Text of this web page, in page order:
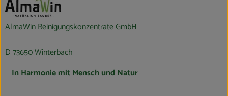
AlmaWin Reinigungskonzentrate GmbH
D 73650 Winterbach
In Harmonie mit Mensch und Natur